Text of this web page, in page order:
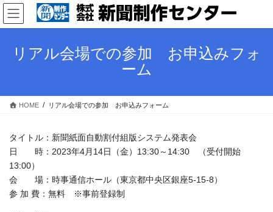
コ
ン
テ
キ
ナ
ビ
ゲ
に
リアル会場での参加 お申込みフォ
ーム
HOME リアル会場での参加 お申込みフォーム
タイトル：新聞紙面自動割付組版システム発表会
日 時：2023年4月14日（金）13:30～14:30 （受付開始
13:00）
会 場：時事通信ホール（東京都中央区銀座5-15-8）
参 加 費：無料 ※事前登録制